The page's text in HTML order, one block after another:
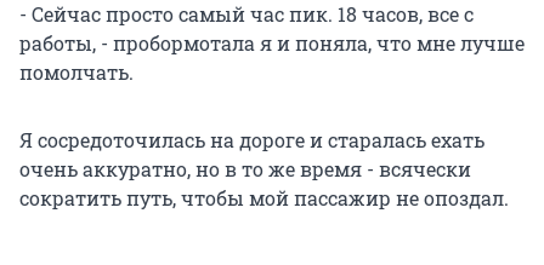
- Сейчас просто самый час пик. 18 часов, все с
работы, - пробормотала я и поняла, что мне лучше
помолчать.
Я сосредоточилась на дороге и старалась ехать
очень аккуратно, но в то же время - всячески
сократить путь, чтобы мой пассажир не опоздал.